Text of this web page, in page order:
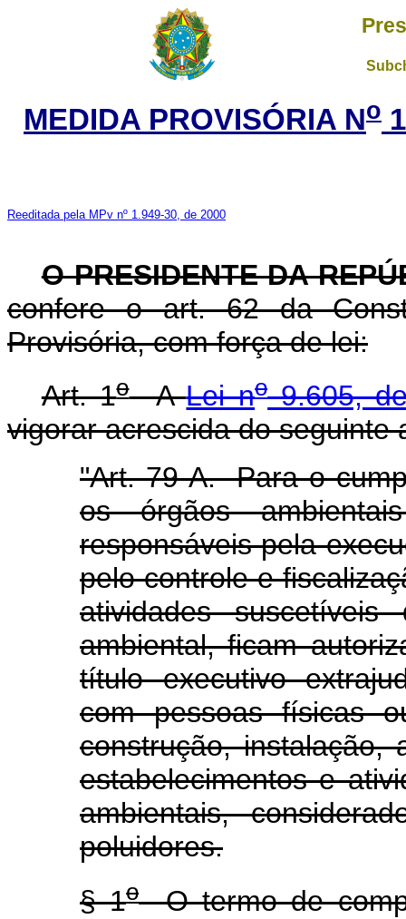
MEDIDA PROVISÓRIA No
Reeditada pela MPv nº 1.949-30, de 2000
O PRESIDENTE DA
confere o art. 62 da
Provisória, com força de lei:
Art. 1oALei no9.605,
vigorar acrescida do seguinte
"Art. 79-A. Para o
os órgãos
responsáveis pela
pelo controle e
atividades
ambiental, ficam
título executivo
com pessoas físicas
construção, instalação,
estabelecimentos e
ambientais,
poluidores.
§ 1oO termo de